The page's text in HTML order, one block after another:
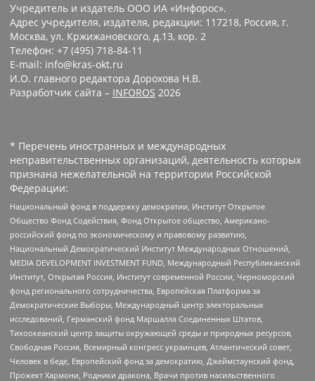
Учредитель и издатель ООО ИА «Инфорос».
Адрес учредителя, издателя, редакции: 117218, Россия, г.
Москва, ул. Кржижановского, д.13, кор. 2
Телефон: +7 (495) 718-84-11
E-mail: info@kras-okt.ru
И.О. главного редактора Дорохова Н.В.
Разработчик сайта – INFOROS 2026
* Перечень иностранных и международных
неправительственных организаций, деятельность которых
признана нежелательной на территории Российской
Федерации:
Национальный фонд в поддержку демократии, Институт Открытое
Общество Фонд Содействия, Фонд Открытое общество, Американо-
российский фонд по экономическому и правовому развитию,
Национальный Демократический Институт Международных Отношений,
MEDIA DEVELOPMENT INVESTMENT FUND, Международный Республиканский
Институт, Открытая Россия, Институт современной России, Черноморский
фонд регионального сотрудничества, Европейская Платформа за
Демократические Выборы, Международный центр электоральных
исследований, Германский фонд Маршалла Соединенных Штатов,
Тихоокеанский центр защиты окружающей среды и природных ресурсов,
Свободная Россия, Всемирный конгресс украинцев, Атлантический совет,
Человек в беде, Европейский фонд за демократию, Джеймстаунский фонд,
Прожект Хармони, Родники дракона, Врачи против насильственного